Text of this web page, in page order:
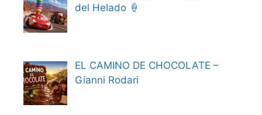
del Helado 🍦
EL CAMINO DE CHOCOLATE –
Gianni Rodari